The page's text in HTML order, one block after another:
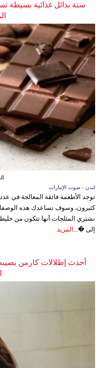
ستة بدائل غذائية بسيطة
لندن - صوت الإمارات
توجد الأطعمة فائقة المعالجة في
كثيرون، وسوف تساعدك هذه
نشتري المثلجات أنها تتكون من
إلى �... المزيد
أحدث إطلالات كارمن